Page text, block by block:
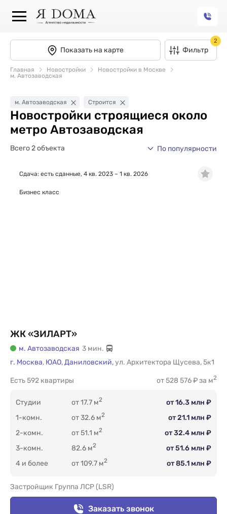
Показать на карте Фильтр
2
Главная Новостройки
Новостройки в Москве
м. Автозаводская
м. Автозаводская Строится
Новостройки строящиеся около
метро Автозаводская
Всего 2 объекта По популярности
ЖК «ЗИЛАРТ»
м. Автозаводская 3 мин.
г. Москва, ЮАО,Даниловский,ул. Архитектора Щусева,5к1
592 квартиры
Есть от 528 576 ₽ за м2
Студии от 17.7 м2
от 16.3 млн ₽
1-комн.
от 32.6 м2
от 21.1 млн ₽
2-комн.
от 51.1 м2
от 32.4 млн ₽
3-комн.
82.6 м2
от 51.6 млн ₽
4 и более
от 109.7 м2 от 85.1 млн ₽
Застройщик Группа ЛСР (LSR)
Заказать звонок
Сдача: есть сданные, 4 кв. 2023 – 1 кв. 2026
Бизнес класс